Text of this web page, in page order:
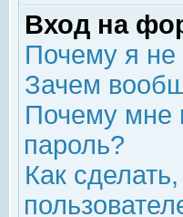
Вход на
Почему я
Зачем
Почему мне
пароль?
Как